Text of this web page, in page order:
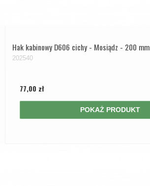
Hak kabinowy D606 cichy - Mosiądz - 200 mm
202540
77,00 zł
POKAŻ PRODUKT